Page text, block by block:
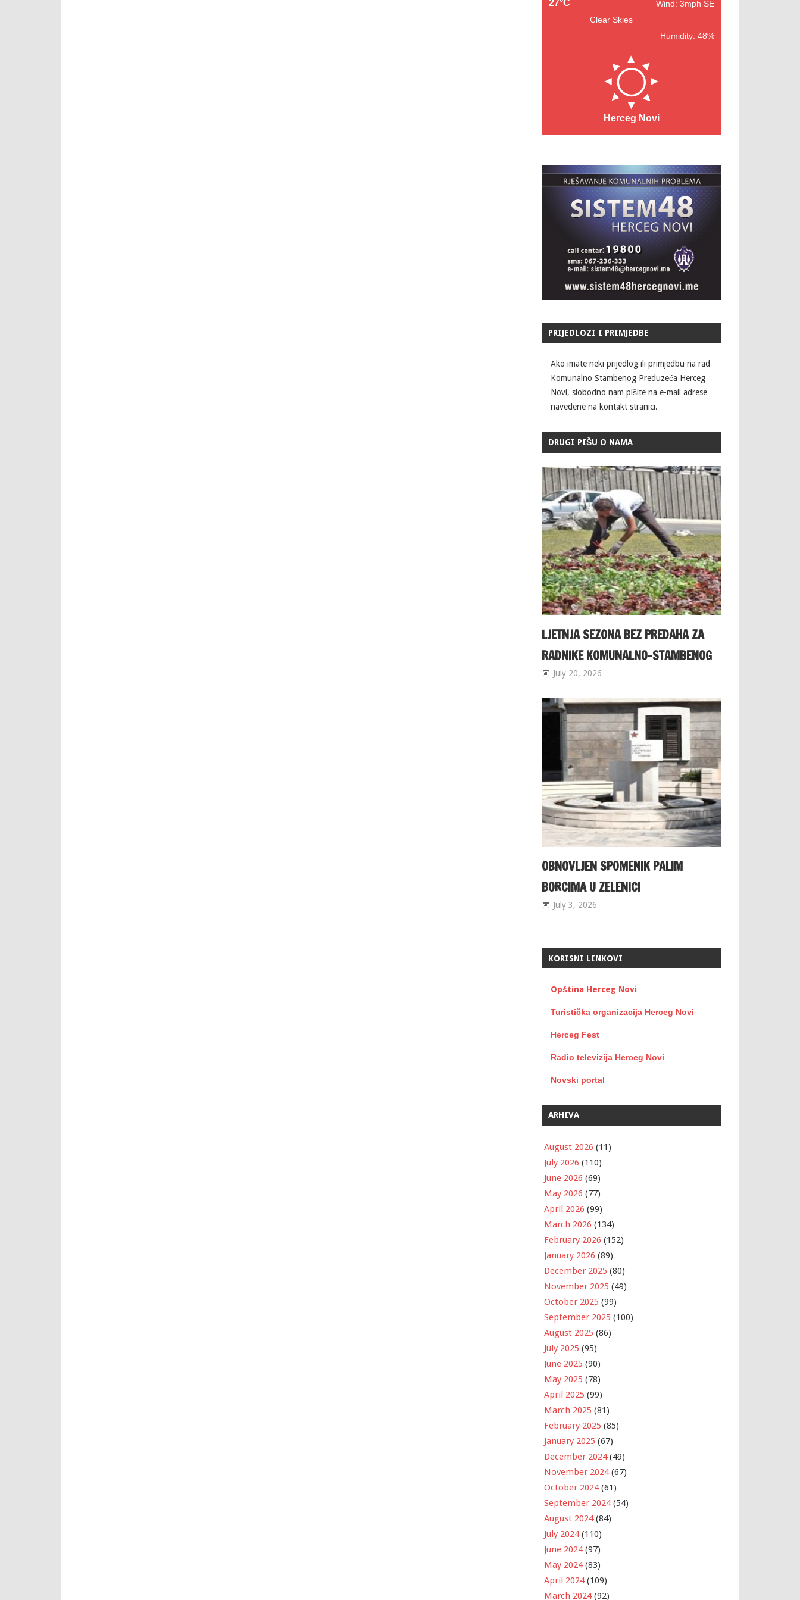
27°C
Wind: 3mph SE
Clear Skies
Humidity: 48%
Herceg Novi
PRIJEDLOZI I PRIMJEDBE
Ako imate neki prijedlog ili primjedbu na rad
Komunalno Stambenog Preduzeća Herceg
Novi, slobodno nam pišite na e-mail adrese
navedene na kontakt stranici.
DRUGI PIŠU O NAMA
LJETNJA SEZONA BEZ PREDAHA ZA
RADNIKE KOMUNALNO-STAMBENOG
July 20, 2026
OBNOVLJEN SPOMENIK PALIM
BORCIMA U ZELENICI
July 3, 2026
KORISNI LINKOVI
Opština Herceg Novi
Turistička organizacija Herceg Novi
Herceg Fest
Radio televizija Herceg Novi
Novski portal
ARHIVA
August 2026 (11)
July 2026 (110)
June 2026 (69)
May 2026 (77)
April 2026 (99)
March 2026 (134)
February 2026 (152)
January 2026 (89)
December 2025 (80)
November 2025 (49)
October 2025 (99)
September 2025 (100)
August 2025 (86)
July 2025 (95)
June 2025 (90)
May 2025 (78)
April 2025 (99)
March 2025 (81)
February 2025 (85)
January 2025 (67)
December 2024(49)
November 2024(67)
October 2024(61)
September 2024(54)
August 2024(84)
July 2024(110)
June 2024(97)
May 2024(83)
April 2024(109)
March 2024(92)